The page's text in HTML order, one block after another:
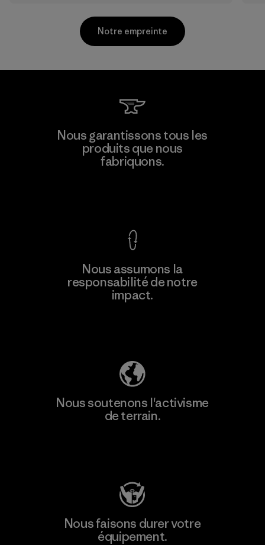
plus
Shinwon Ebenezer Hanoi
Notre empreinte
Nous garantissons tous les
produits que nous
fabriquons.
Nous assumons la
responsabilité de notre
impact.
Nous soutenons l'activisme
de terrain.
Nous faisons durer votre
équipement.